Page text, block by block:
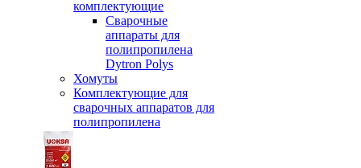
комплектующие
Сварочные
аппараты для
полипропилена
Dytron Polys
Хомуты
Комплектующие для
сварочных аппаратов для
полипропилена